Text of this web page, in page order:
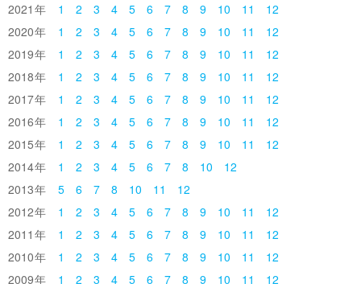
2021
1 2 3 4 5 6 7 8 9 10 11
12
2020
1 2 3 4 5 6 7 8 9 10 11
12
2019
1 2 3 4 5 6 7 8 9 10 11
12
2018
1 2 3 4 5 6 7 8 9 10 11
12
2017
1 2 3 4 5 6 7 8 9 10 11
12
2016
1 2 3 4 5 6 7 8 9 10 11
12
2015
1 2 3 4 5 6 7 8 9 10 11
12
2014
1 2 3 4 5 6 7 8 10
12
2013
5 6 7 8 10 11
12
2012
1 2 3 4 5 6 7 8 9 10 11
12
2011
1 2 3 4 5 6 7 8 9 10 11
12
2010
1 2 3 4 5 6 7 8 9 10 11
12
2009
1 2 3 4 5 6 7 8 9 10 11
12